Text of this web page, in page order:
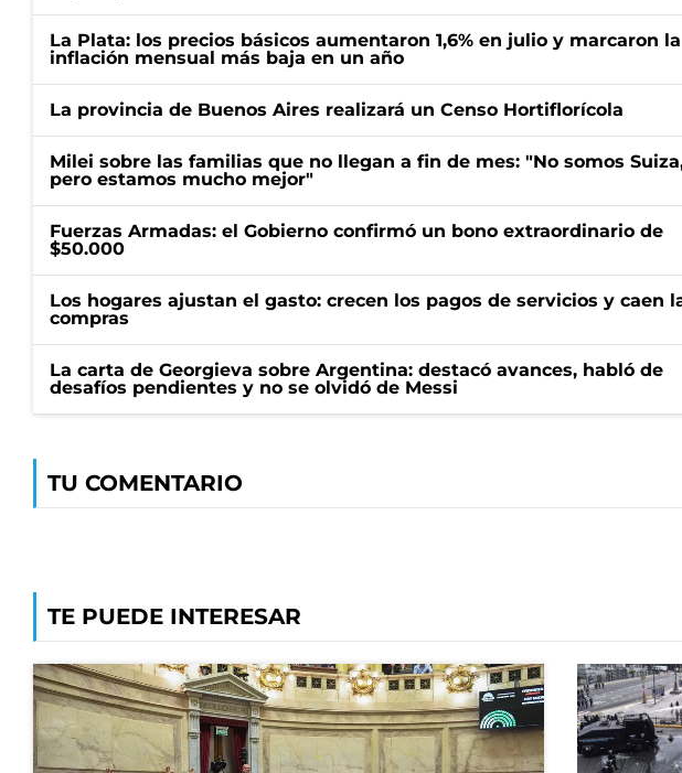
La Plata: los precios básicos aumentaron 1,6% en julio y marcaron la
inflación mensual más baja en un año
La provincia de Buenos Aires realizará un Censo Hortiflorícola
Milei sobre las familias que no llegan a fin de mes: "No somos
pero estamos mucho mejor"
Fuerzas Armadas: el Gobierno confirmó un bono extraordinario de
$50.000
Los hogares ajustan el gasto: crecen los pagos de servicios y caen
compras
La carta de Georgieva sobre Argentina: destacó avances, habló de
desafíos pendientes y no se olvidó de Messi
TU COMENTARIO
TE PUEDE INTERESAR